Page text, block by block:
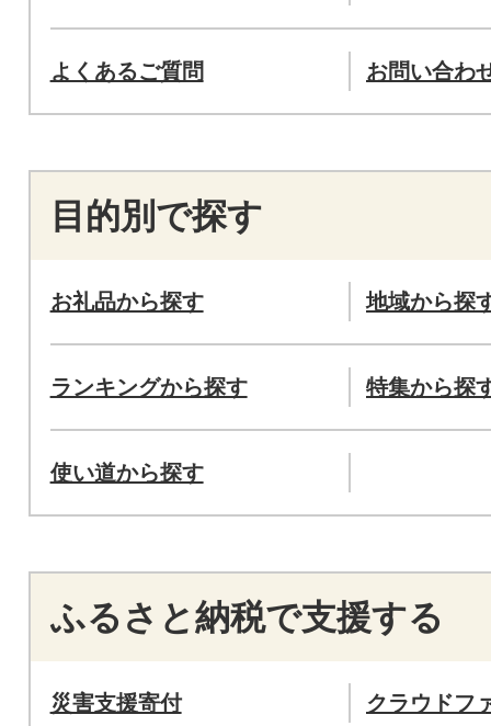
よくあるご質問 お問い合わ
目的別で探す
お礼品から探す 地域から探
ランキングから探す 特集から探
使い道から探す
ふるさと納税で支援する
災害支援寄付 クラウドフ